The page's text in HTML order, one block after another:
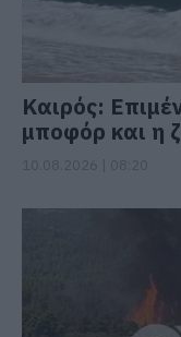
Καιρός:
μποφόρ και η